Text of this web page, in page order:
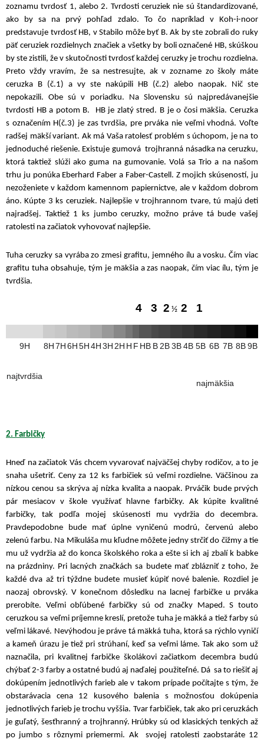
zoznamu tvrdosť 1, alebo 2. Tvrdosti ceruziek nie sú štandardizované,
ako by sa na prvý pohľad zdalo. To čo napríklad v Koh-i-noor
predstavuje tvrdosť HB, v Stabilo môže byť B. Ak by ste zobrali do ruky
päť ceruziek rozdielnych značiek a všetky by boli označené HB, skúškou
by ste zistili, že v skutočnosti tvrdosť každej ceruzky je trochu rozdielna.
Preto vždy vravím, že sa nestresujte, ak v zozname zo školy máte
ceruzka B (č.1) a vy ste nakúpili HB (č.2) alebo naopak. Nič ste
nepokazili. Obe sú v poriadku. Na Slovensku sú najpredávanejšie
tvrdosti HB a potom B. HB je zlatý stred. B je o čosi mäkšia. Ceruzka
s označením H(č.3) je zas tvrdšia, pre prváka nie veľmi vhodná. Voľte
radšej mäkší variant. Ak má Vaša ratolesť problém s úchopom, je na to
jednoduché riešenie. Existuje gumová trojhranná násadka na ceruzku,
ktorá taktiež slúži ako guma na gumovanie. Volá sa Trio a na našom
trhu ju ponúka Eberhard Faber a Faber-Castell. Z mojich skúseností, ju
nezoženiete v každom kamennom papiernictve, ale v každom dobrom
áno. Kúpte 3 ks ceruziek. Najlepšie v trojhrannom tvare, tú majú deti
najradšej. Taktiež 1 ks jumbo ceruzky, možno práve tá bude vašej
ratolesti na začiatok vyhovovať najlepšie.
Tuha ceruzky sa vyrába zo zmesi grafitu, jemného ílu a vosku. Čím viac
grafitu tuha obsahuje, tým je mäkšia a zas naopak, čím viac ílu, tým je
tvrdšia.
4 3 2 ½ 2 1
9H 8H7H6H5H4H3H 2H H F HB B 2B 3B 4B 5B 6B 7B 8B 9B
najtvrdšia
najmäkšia
2. Farbičky
Hneď na začiatok Vás chcem vyvarovať najväčšej chyby rodičov, a to je
snaha ušetriť. Ceny za 12 ks farbičiek sú veľmi rozdielne. Väčšinou za
nízkou cenou sa skrýva aj nízka kvalita a naopak. Prváčik bude prvých
pár mesiacov v škole využívať hlavne farbičky. Ak kúpite kvalitné
farbičky, tak podľa mojej skúsenosti mu vydržia do decembra.
Pravdepodobne bude mať úplne vyničenú modrú, červenú alebo
zelenú farbu. Na Mikuláša mu kľudne môžete jedny strčiť do čižmy a tie
mu už vydržia až do konca školského roka a ešte si ich aj zbalí k babke
na prázdniny. Pri lacných značkách sa budete mať zblázniť z toho, že
každé dva až tri týždne budete musieť kúpiť nové balenie. Rozdiel je
naozaj obrovský. V konečnom dôsledku na lacnej farbičke u prváka
prerobíte. Veľmi obľúbené farbičky sú od značky Maped. S touto
ceruzkou sa veľmi príjemne kreslí, pretože tuha je mäkká a tiež farby sú
veľmi lákavé. Nevýhodou je práve tá mäkká tuha, ktorá sa rýchlo vyničí
a kameň úrazu je tiež pri strúhaní, keď sa veľmi láme. Tak ako som už
naznačila, pri kvalitnej farbičke školákovi začiatkom decembra budú
chýbať 2-3 farby a ostatné budú aj naďalej použiteľné. Dá sa to riešiť aj
dokúpením jednotlivých farieb ale v takom prípade počítajte s tým, že
obstarávacia cena 12 kusového balenia s možnosťou dokúpenia
jednotlivých farieb je trochu vyššia. Tvar farbičiek, tak ako pri ceruzkách
je guľatý, šesťhranný a trojhranný. Hrúbky sú od klasických tenkých až
po jumbo s rôznymi priemermi. Ak svojej ratolesti zaobstaráte 12